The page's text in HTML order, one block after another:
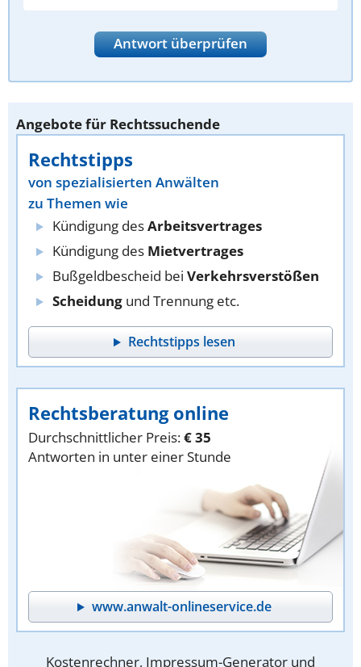
Antwort überprüfen
Angebote für Rechtssuchende
Rechtstipps
von spezialisierten Anwälten
zu Themen wie
Kündigung desArbeitsvertrages
Kündigung des Mietvertrages
Bußgeldbescheid bei Verkehrsverstößen
Scheidung und Trennung etc.
Rechtstipps lesen
Rechtsberatung online
Durchschnittlicher Preis:€ 35
Antworten in unter einer Stunde
www.anwalt-onlineservice.de
Kostenrechner, Impressum-Generator und